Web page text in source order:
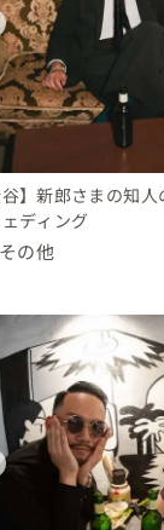
ディング
都
〜 500 万円
ウェディング
東京都
1000 〜 万円
ウェディング
東京都
250 〜 300 万円
ウェディングフ
東京都
〜 10 万円
谷】新郎さまの知
ディング
その他
ディング
都
ウェディング
ウェディング
東京都